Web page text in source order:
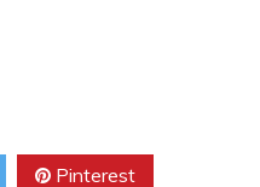
Pinterest